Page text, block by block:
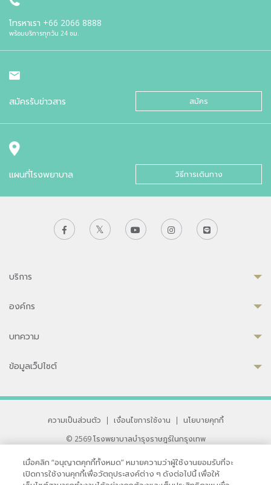
โทรหาเรา +66 2066 8888
พร้อมบริการทุกวัน 24 ชม.
สมัครรับข่าวสาร สมัคร
แผนที่โรงพยาบาล วิธีการเดินทาง
บริการ
องค์กร
บทความ
ข้อมูลเว็ปไซต์
ความเป็นส่วนตัว | เงื่อนไขการใช้งาน |
นโยบายคุกกี้
© 2569 โรงพยาบาลบำรุงราษฎร์ในกรุงเทพ
33 สุขุมวิท ซอย 3 เขตวัฒนา กรุงเทพ 10110 ประเทศไทย
หากท่านมีข้อคิดเห็นหรือปัญหาในการใช้เว็บไซต์ของเรา
เมื่อคลิก “อนุญาตคุกกี้ทั้งหมด” หมายความว่าผู้ใช้งานยอมรับที่จะ
เปิดการใช้งานคุกกี้เพื่อวัตถุประสงค์ต่าง ๆ ดังต่อไปนี้ เพื่อให้